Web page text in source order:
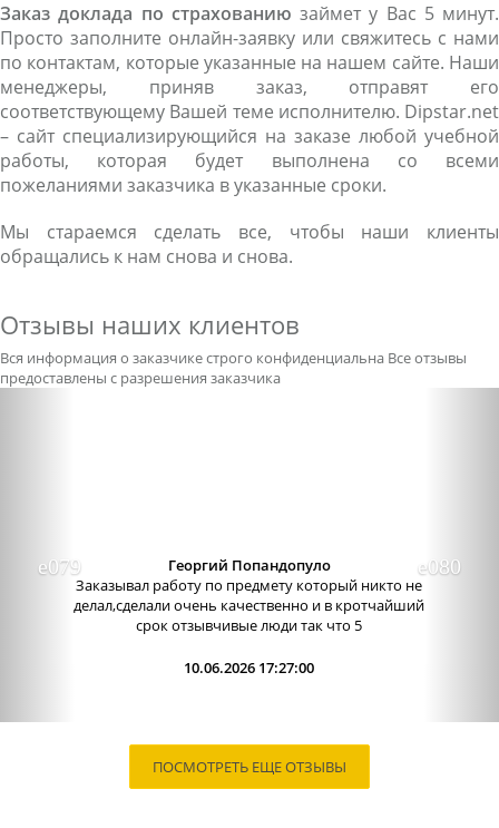
Заказ доклада по страхованию займет у Вас 5 минут.
Просто заполните онлайн-заявку или свяжитесь с нами
по контактам, которые указанные на нашем сайте. Наши
менеджеры, приняв заказ, отправят его
соответствующему Вашей теме исполнителю. Dipstar.net
– сайт специализирующийся на заказе любой учебной
работы, которая будет выполнена со всеми
пожеланиями заказчика в указанные сроки.
Мы стараемся сделать все, чтобы наши клиенты
обращались к нам снова и снова.
Отзывы наших клиентов
Вся информация о заказчике строго конфиденциальна Все отзывы
предоставлены с разрешения заказчика
Георгий Попандопуло
Заказывал работу по предмету который никто не
делал,сделали очень качественно и в кротчайший
срок отзывчивые люди так что 5
10.06.2026 17:27:00
ПОСМОТРЕТЬ ЕЩЕ ОТЗЫВЫ